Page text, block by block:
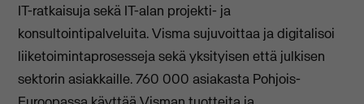
IT-ratkaisuja sekä IT-alan projekti- ja
konsultointipalveluita. Visma sujuvoittaa ja digitalisoi
liiketoimintaprosesseja sekä yksityisen että julkisen
sektorin asiakkaille. 760 000 asiakasta Pohjois-